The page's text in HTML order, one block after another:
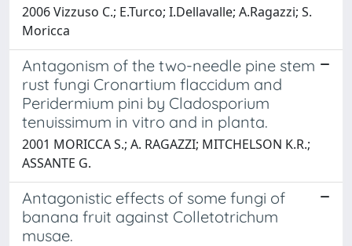
2006 Vizzuso C.; E.Turco; I.Dellavalle; A.Ragazzi; S.
Moricca
Antagonism of the two-needle pine stem
rust fungi Cronartium flaccidum and
Peridermium pini by Cladosporium
tenuissimum in vitro and in planta.
2001 MORICCA S.; A. RAGAZZI; MITCHELSON K.R.;
ASSANTE G.
Antagonistic effects of some fungi of
banana fruit against Colletotrichum
musae.